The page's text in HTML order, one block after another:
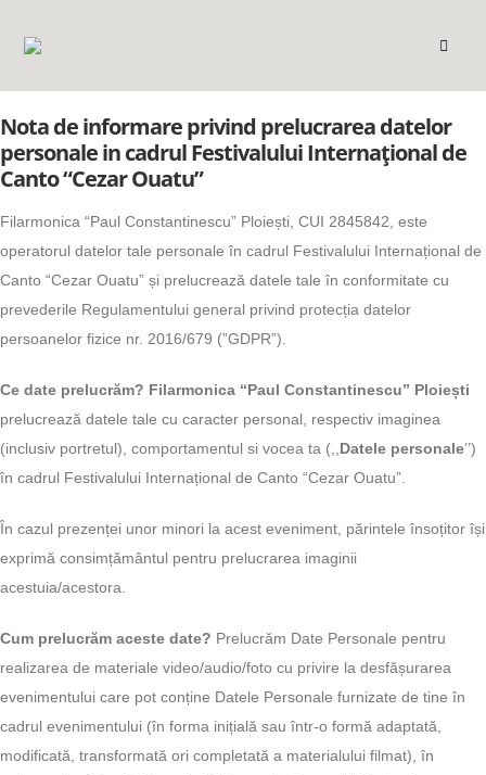
Nota de informare privind prelucrarea datelor
personale in cadrul Festivalului Internațional de
Canto “Cezar Ouatu”
Filarmonica “Paul Constantinescu” Ploiești, CUI 2845842, este
operatorul datelor tale personale în cadrul Festivalului Internațional de
Canto “Cezar Ouatu” și prelucrează datele tale în conformitate cu
prevederile Regulamentului general privind protecția datelor
persoanelor fizice nr. 2016/679 (”GDPR”).
Ce date prelucrăm? Filarmonica “Paul Constantinescu” Ploiești
prelucrează datele tale cu caracter personal, respectiv imaginea
(inclusiv portretul), comportamentul si vocea ta (,, Datele personale’’)
în cadrul Festivalului Internațional de Canto “Cezar Ouatu”.
În cazul prezenței unor minori la acest eveniment, părintele însoțitor își
exprimă consimțământul pentru prelucrarea imaginii
acestuia/acestora.
Cum prelucrăm aceste date? Prelucrăm Date Personale pentru
realizarea de materiale video/audio/foto cu privire la desfășurarea
evenimentului care pot conține Datele Personale furnizate de tine în
cadrul evenimentului (în forma inițială sau într-o formă adaptată,
modificată, transformată ori completată a materialului filmat), în